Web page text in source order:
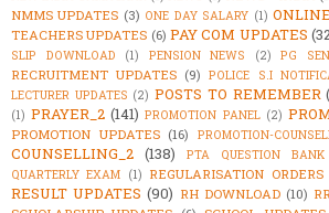
NMMS UPDATES (3) ONE DAY SALARY (1)
TEACHERS UPDATES (6) PAY COM UPDATES
SLIP DOWNLOAD
(1) PENSION NEWS (2) PG
RECRUITMENT UPDATES (9) POLICE S.I
LECTURER UPDATES (2) POSTS TO REMEMBER
(1) PRAYER_2 (141) PROMOTION PANEL (2)
PROMOTION UPDATES (16) PROMOTION-
COUNSELLING_2 (138) PTA QUESTION BANK
QUARTERLY EXAM (1) REGULARISATION ORDERS
RESULT UPDATES (90) RH DOWNLOAD (10)